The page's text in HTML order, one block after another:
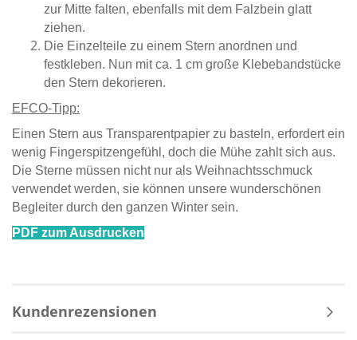
zur Mitte falten, ebenfalls mit dem Falzbein glatt
ziehen.
Die Einzelteile zu einem Stern anordnen und
festkleben. Nun mit ca. 1 cm große Klebebandstücke
den Stern dekorieren.
EFCO-Tipp:
Einen Stern aus Transparentpapier zu basteln, erfordert ein
wenig Fingerspitzengefühl, doch die Mühe zahlt sich aus.
Die Sterne müssen nicht nur als Weihnachtsschmuck
verwendet werden, sie können unsere wunderschönen
Begleiter durch den ganzen Winter sein.
PDF zum Ausdrucken
Kundenrezensionen